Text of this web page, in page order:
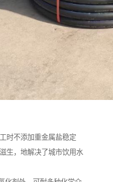
时不添加重金属盐稳定
生，地解决了城市饮用水